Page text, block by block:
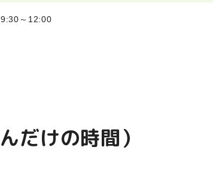
～12:00
んだけの時間）